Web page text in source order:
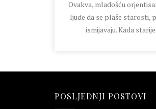
Ovakva, mladošću
ljude da se plaše starosti,
ismijavaju. Kada
POSLJEDNJI POSTOVI